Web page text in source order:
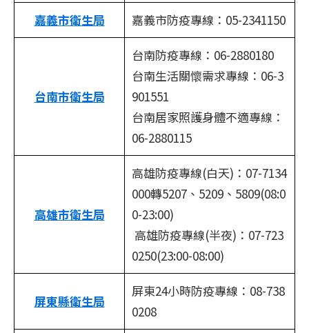
嘉義市衛生局 嘉義市防疫專線：05-2341150
台南市衛生局
台南防疫專線：06-2880180
台南生活關懷需求專線：06-3
901551
台南居家照護身體不適專線：
06-2880115
高雄市衛生局
高雄防疫專線(白天)：07-7134
000轉5207、5209、5809(08:0
0-23:00)
高雄防疫專線(半夜)：07-723
0250(23:00-08:00)
屏東縣衛生局
屏東24小時防疫專線：08-738
0208